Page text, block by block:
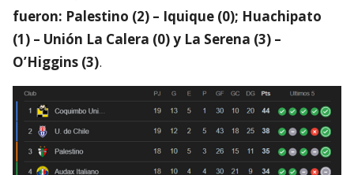
fueron: Palestino (2) – Iquique (0); Huachipato
(1) – Unión La Calera (0) y La Serena (3) –
O’Higgins (3).